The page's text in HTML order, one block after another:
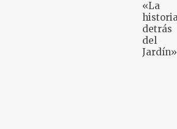
«La
detrás
del
Jardín»